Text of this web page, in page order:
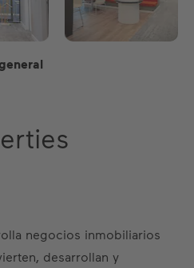
negocios inmobiliarios
desarrollan y